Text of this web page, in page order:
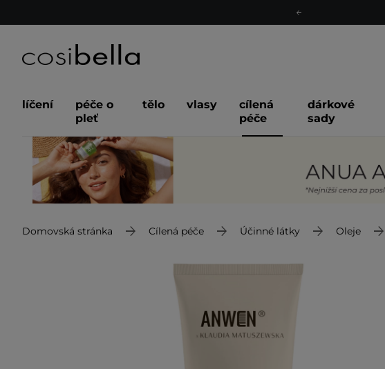
líčení
péče o
pleť
tělo vlasy
cílená
péče
dárkové
sady
Domovská stránka Cílená péče Účinné látky Oleje